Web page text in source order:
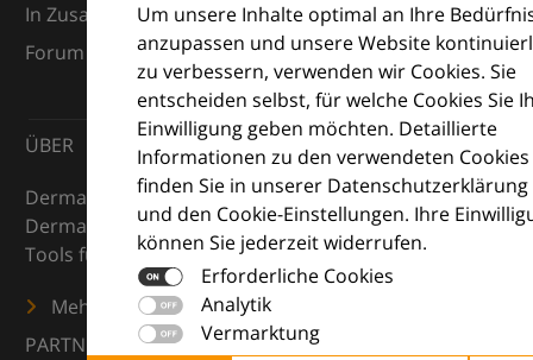
Um unsere Inhalte optimal an Ihre
anzupassen und unsere Website
zu verbessern, verwenden wir Cookies. Sie
entscheiden selbst, für welche Cookies Sie
Einwilligung geben möchten. Detaillierte
Informationen zu den verwendeten Cookies
finden Sie in unserer Datenschutzerklärung
und den Cookie-Einstellungen. Ihre
können Sie jederzeit widerrufen.
Erforderliche Cookies
Analytik
Vermarktung
In Zusammenarbeit mit dem European Dermatology
Forum (EDF) und Euroderm Excellence
ÜBER
DermaCompass ist Ihr digitaler Kompass für die
Dermatologie – mit Wissen, Bildern und praktischen
Tools für den klinischen Alltag.
Mehr erfahren
PARTNER